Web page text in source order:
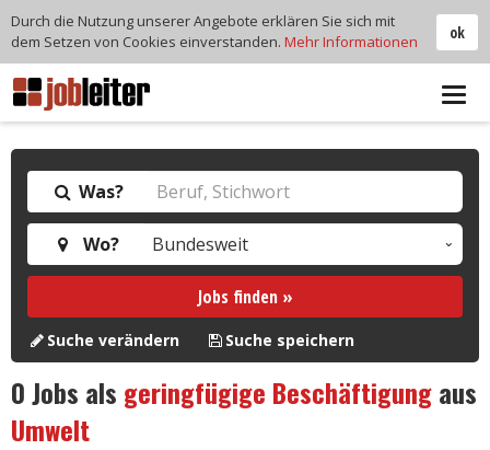
Was?
Wo?
Jobs finden »
Suche verändern Suche speichern
0Jobs als geringfügige Beschäftigungaus
Umwelt
ok
Durch die Nutzung unserer Angebote erklären Sie sich mit
dem Setzen von Cookies einverstanden. Mehr Informationen